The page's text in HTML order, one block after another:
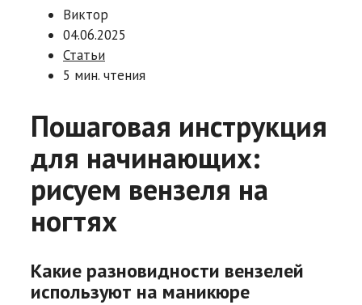
Виктор
04.06.2025
Статьи
5 мин. чтения
Пошаговая инструкция
для начинающих:
рисуем вензеля на
ногтях
Какие разновидности вензелей
используют на маникюре